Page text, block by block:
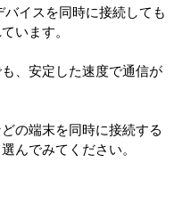
イスを同時に接続しても
います。
、安定した速度で通信が
の端末を同時に接続する
んでみてください。